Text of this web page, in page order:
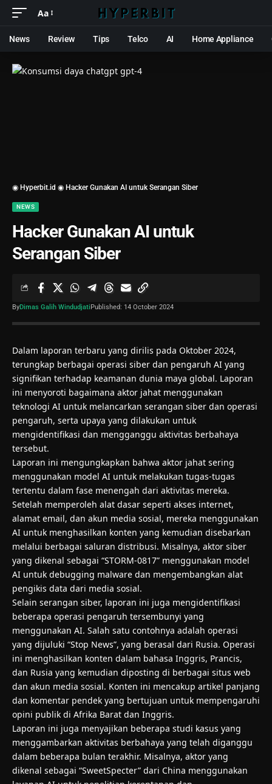
Aa
News Review Tips Telco AI Home Appliance
◉ Hyperbit.id ◉ Hacker Gunakan AI untuk Serangan Siber
NEWS
Hacker Gunakan AI untuk
Serangan Siber
ByDimas Galih WindudjatiPublished: 14 October 2024
Dalam laporan terbaru yang dirilis pada Oktober 2024,
terungkap berbagai operasi siber dan pengaruh AI yang
signifikan terhadap keamanan dunia maya global. Laporan
ini menyoroti bagaimana aktor jahat menggunakan
teknologi AI untuk melancarkan serangan siber dan operasi
pengaruh, serta upaya yang dilakukan untuk
mengidentifikasi dan mengganggu aktivitas berbahaya
tersebut.
Laporan ini mengungkapkan bahwa aktor jahat sering
menggunakan model AI untuk melakukan tugas-tugas
tertentu dalam fase menengah dari aktivitas mereka.
Setelah memperoleh alat dasar seperti akses internet,
alamat email, dan akun media sosial, mereka menggunakan
AI untuk menghasilkan konten yang kemudian disebarkan
melalui berbagai saluran distribusi. Misalnya, aktor siber
yang dikenal sebagai “STORM-0817” menggunakan model
AI untuk debugging malware dan mengembangkan alat
pengikis data dari media sosial.
Selain serangan siber, laporan ini juga mengidentifikasi
beberapa operasi pengaruh tersembunyi yang
menggunakan AI. Salah satu contohnya adalah operasi
yang dijuluki “Stop News”, yang berasal dari Rusia. Operasi
ini menghasilkan konten dalam bahasa Inggris, Prancis,
dan Rusia yang kemudian diposting di berbagai situs web
dan akun media sosial. Konten ini mencakup artikel panjang
dan komentar pendek yang bertujuan untuk mempengaruhi
opini publik di Afrika Barat dan Inggris.
Laporan ini juga menyajikan beberapa studi kasus yang
menggambarkan aktivitas berbahaya yang telah diganggu
dalam beberapa bulan terakhir. Misalnya, aktor yang
dikenal sebagai “SweetSpecter” dari China menggunakan